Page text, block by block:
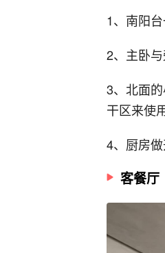
1、南阳
2、主卧
3、北面
干区来使
4、厨房
客餐厅